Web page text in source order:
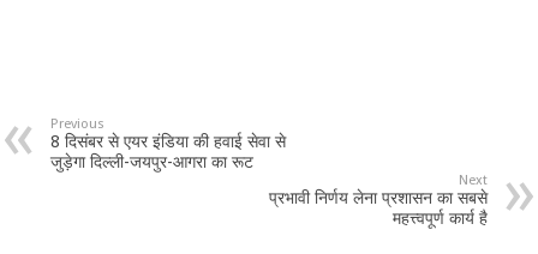
Previous
8 दिसंबर से एयर इंडिया की हवाई सेवा से
जुड़ेगा दिल्ली-जयपुर-आगरा का रूट
Next
प्रभावी निर्णय लेना प्रशासन का सबसे
महत्त्वपूर्ण कार्य है